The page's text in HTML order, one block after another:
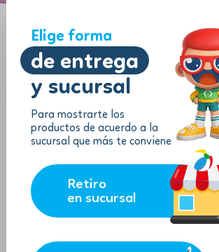
Elige forma
de entrega
y sucursal
Para mostrarte los
productos de acuerdo a la
sucursal que más te conviene
Retiro
en sucursal